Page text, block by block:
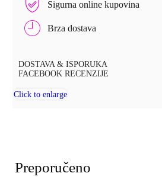
Click to enlarge
Sigurna online kupovina
Brza dostava
DOSTAVA & ISPORUKA
FACEBOOK RECENZIJE
Preporučeno